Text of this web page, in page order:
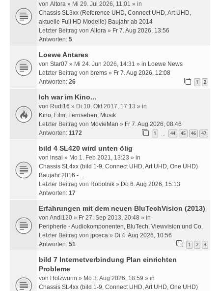
von Altora » Mi 29. Jul 2026, 11:01 » in
Chassis SL3xx (Reference UHD, Connect UHD, Art UHD,
aktuelle Full HD Modelle) Baujahr ab 2014
Letzter Beitrag von Altora » Fr 7. Aug 2026, 13:56
Antworten: 5
Loewe Antares
von Star07 » Mi 24. Jun 2026, 14:31 » in Loewe News
Letzter Beitrag von brems » Fr 7. Aug 2026, 12:08
Antworten: 26 1 2
Ich war im Kino...
von Rudi16 » Di 10. Okt 2017, 17:13 » in
Kino, Film, Fernsehen, Musik
Letzter Beitrag von MovieMan » Fr 7. Aug 2026, 08:46
Antworten: 1172 1 44 45 46 47
bild 4 SL420 wird unten ölig
von insai » Mo 1. Feb 2021, 13:23 » in
Chassis SL4xx (bild 1-9, Connect UHD, Art UHD, One UHD)
Baujahr 2016 - ...
Letzter Beitrag von Robotnik » Do 6. Aug 2026, 15:13
Antworten: 17
Erfahrungen mit dem neuen BluTechVision (2013)
von Andi120 » Fr 27. Sep 2013, 20:48 » in
Peripherie - Audiokomponenten, BluTech, Viewvision und Co.
Letzter Beitrag von jpceca » Di 4. Aug 2026, 10:56
Antworten: 51 1 2 3
bild 7 Internetverbindung Plan einrichten
Probleme
von Holzwurm » Mo 3. Aug 2026, 18:59 » in
Chassis SL4xx (bild 1-9, Connect UHD, Art UHD, One UHD)